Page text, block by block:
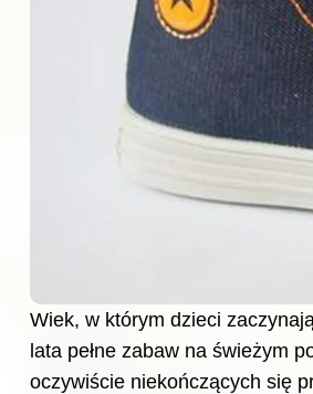
Wiek, w którym dzieci
lata pełne zabaw na świeżym
oczywiście niekończących się